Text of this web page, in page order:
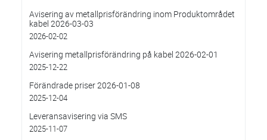
Avisering av metallprisförändring inom Produktområdet
kabel 2026-03-03
2026-02-02
Avisering metallprisförändring på kabel 2026-02-01
2025-12-22
Förändrade priser 2026-01-08
2025-12-04
Leveransavisering via SMS
2025-11-07